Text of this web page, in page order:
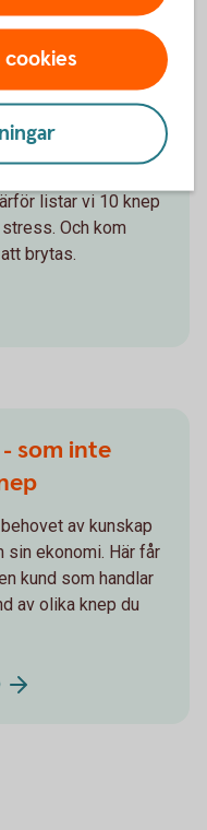
listar vi 10 knep
Och kom
brytas.
som inte
av kunskap
sin ekonomi. Här får
kund som handlar
av olika knep du
cookies